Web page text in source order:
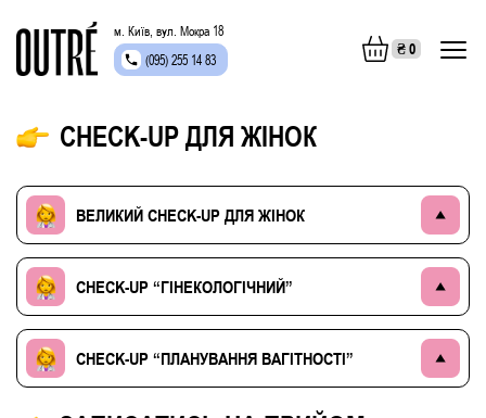
м. Київ, вул. Мокра 18
(095) 255 14 83
₴0
CHECK-UP ДЛЯ ЖІНОК
ВЕЛИКИЙ CHECK-UP ДЛЯ ЖІНОК
CHECK-UP “ГІНЕКОЛОГІЧНИЙ”
CHECK-UP “ПЛАНУВАННЯ ВАГІТНОСТІ”